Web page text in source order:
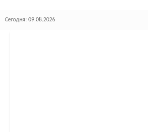
Сегодня: 09.08.2026